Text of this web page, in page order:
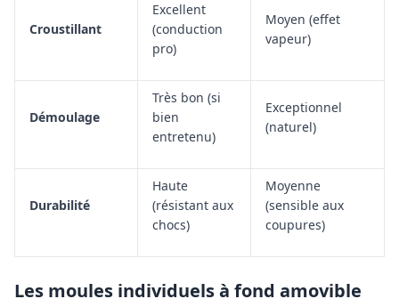
Croustillant
Excellent
(conduction
pro)
Moyen (effet
vapeur)
Démoulage
Très bon (si
bien
entretenu)
Exceptionnel
(naturel)
Durabilité
Haute
(résistant aux
chocs)
Moyenne
(sensible aux
coupures)
Les moules individuels à fond amovible